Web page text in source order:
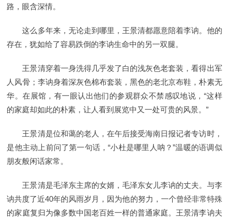
路，眼含深情。
这么多年来，无论走到哪里，王景清都愿意陪着李讷。他的
存在，犹如给了容易跌倒的李讷生命中的另一双腿。
王景清穿着一身洗得几乎发了白的浅灰色老套装，看得出军
人风骨；李讷身着深灰色棉布套装，黑色的老北京布鞋，朴素无
华。在展馆，有一眼认出他们的参观群众不禁感叹地说，“这样
的家庭却如此的朴素，让人看到展览中又一处可贵的风景。”
王景清是位和蔼的老人，在午后接受海南日报记者专访时，
是他主动上前问了第一句话，“小杜是哪里人呐？”温暖的语调似
朋友般闲话家常。
王景清是毛泽东主席的女婿，毛泽东女儿李讷的丈夫。与李
讷共度了近40年的风雨岁月，因为他的努力，一个曾经非常特殊
的家庭复归为像多数中国老百姓一样的普通家庭。王景清李讷夫